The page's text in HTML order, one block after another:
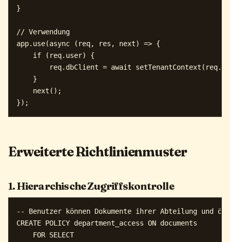
}
// Verwendung
app.use(async (req, res, next) => {
    if (req.user) {
req.dbClient = await
    }
    next();
Erweiterte Richtlinienmuster
1. Hierarchische Zugriffskontrolle
-- Benutzer können Dokumente ihrer Abteilung und
CREATE POLICY department_access ON documents
    FOR SELECT